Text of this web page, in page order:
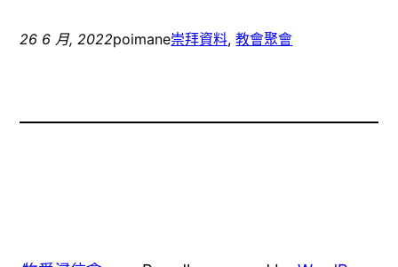
26 6 月, 2022poimane崇拜資料, 教會聚會